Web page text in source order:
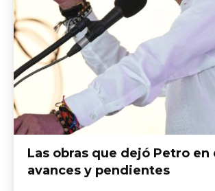
Las obras que dejó Petro en
avances y pendientes